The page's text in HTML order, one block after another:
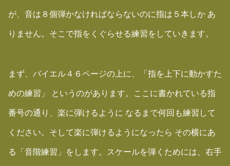
が、音は８個弾かなければならないのに指は５本しか あ
りません。そこで指をくぐらせる練習をしていきます。
まず、バイエル４６ページの上に、「指を上下に動かすた
めの練習」 というのがあります。ここに書かれている指
番号の通り、楽に弾けるように なるまで何回も練習して
ください。そして楽に弾けるようになったら その横にあ
る「音階練習」をします。スケールを弾くためには、右手